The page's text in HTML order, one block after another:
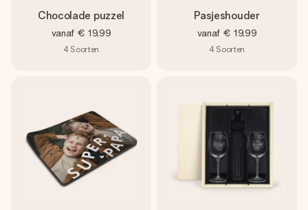
Chocolade puzzel
vanaf € 19,99
4 Soorten
Pasjeshouder
vanaf € 19,99
4 Soorten